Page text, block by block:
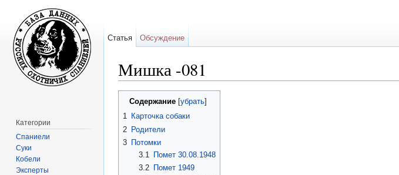
Мишка -081
Содержание убрать
1 Карточка собаки
2 Родители
3 Потомки
3.1
Помет 30.08.1948
3.2
Помет 1949
Статья Обсуждение
Категории
Спаниели
Суки
Кобели
Эксперты